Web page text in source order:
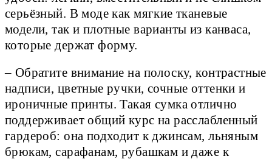
серьёзный. В моде как мягкие тканевые
модели, так и плотные варианты из канваса,
которые держат форму.
– Обратите внимание на полоску, контрастные
надписи, цветные ручки, сочные оттенки и
ироничные принты. Такая сумка отлично
поддерживает общий курс на расслабленный
гардероб: она подходит к джинсам, льняным
брюкам, сарафанам, рубашкам и даже к